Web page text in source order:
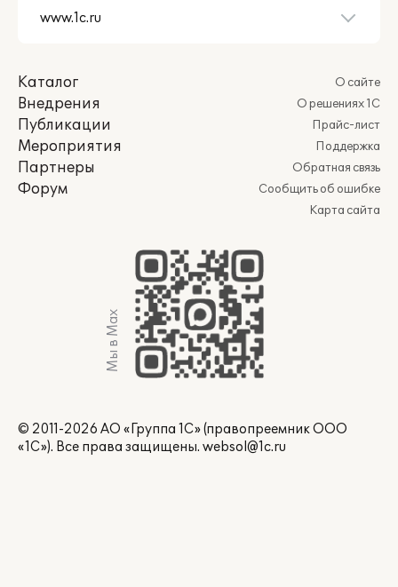
Каталог
Внедрения
Публикации
Мероприятия
Партнеры
Форум
О сайте
О решениях 1С
Прайс-лист
Поддержка
Обратная связь
Сообщить об ошибке
Карта сайта
Мы в Max
© 2011-2026 АО «Группа 1С» (правопреемник ООО
«1С»). Все права защищены. websol@1c.ru